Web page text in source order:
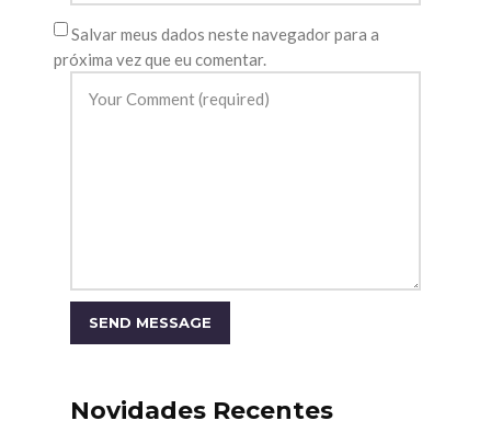
Salvar meus dados neste navegador para a
próxima vez que eu comentar.
Novidades Recentes